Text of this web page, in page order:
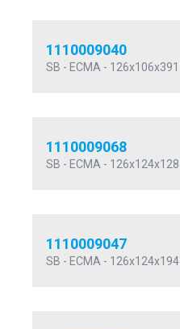
1110009040
SB - ECMA - 126x106x391
1110009068
SB - ECMA - 126x124x128
1110009047
SB - ECMA - 126x124x194